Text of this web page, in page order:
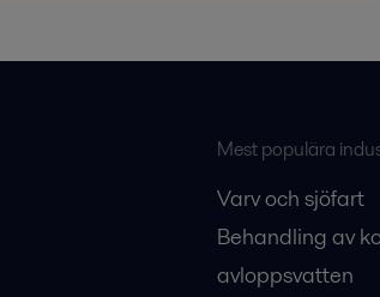
Mest populära
Varv och sjöfart
Behandling av
avloppsvatten